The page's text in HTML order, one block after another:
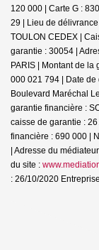
120 000 | Carte G :
29 | Lieu de
TOULON CEDEX |
garantie : 30054 |
PARIS | Montant de la
000 021 794 | Date
Boulevard Maréchal
garantie financière :
caisse de garantie :
financière : 690 000 |
| Adresse du
du site :
: 26/10/2020